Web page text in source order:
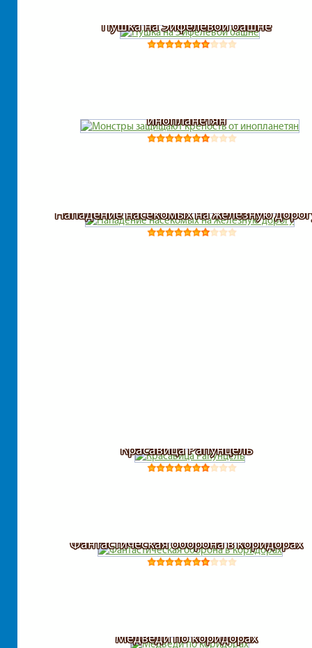
Пушка на Эйфелевой башне
инопланетян
Нападение насекомых на железную
Красавица Рапунцель
Фантастическая оборона в коридорах
Медведи по коридорах